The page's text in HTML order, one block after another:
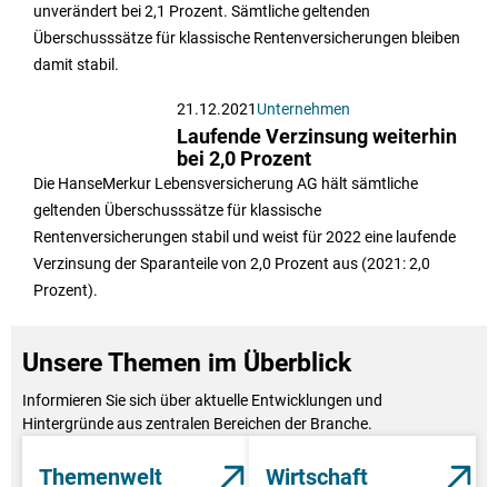
unverändert bei 2,1 Prozent. Sämtliche geltenden
Überschusssätze für klassische Rentenversicherungen bleiben
damit stabil.
21.12.2021 Unternehmen
Laufende Verzinsung weiterhin
bei 2,0 Prozent
Die HanseMerkur Lebensversicherung AG hält sämtliche
geltenden Überschusssätze für klassische
Rentenversicherungen stabil und weist für 2022 eine laufende
Verzinsung der Sparanteile von 2,0 Prozent aus (2021: 2,0
Prozent).
Unsere Themen im Überblick
Informieren Sie sich über aktuelle Entwicklungen und
Hintergründe aus zentralen Bereichen der Branche.
Themenwelt Wirtschaft